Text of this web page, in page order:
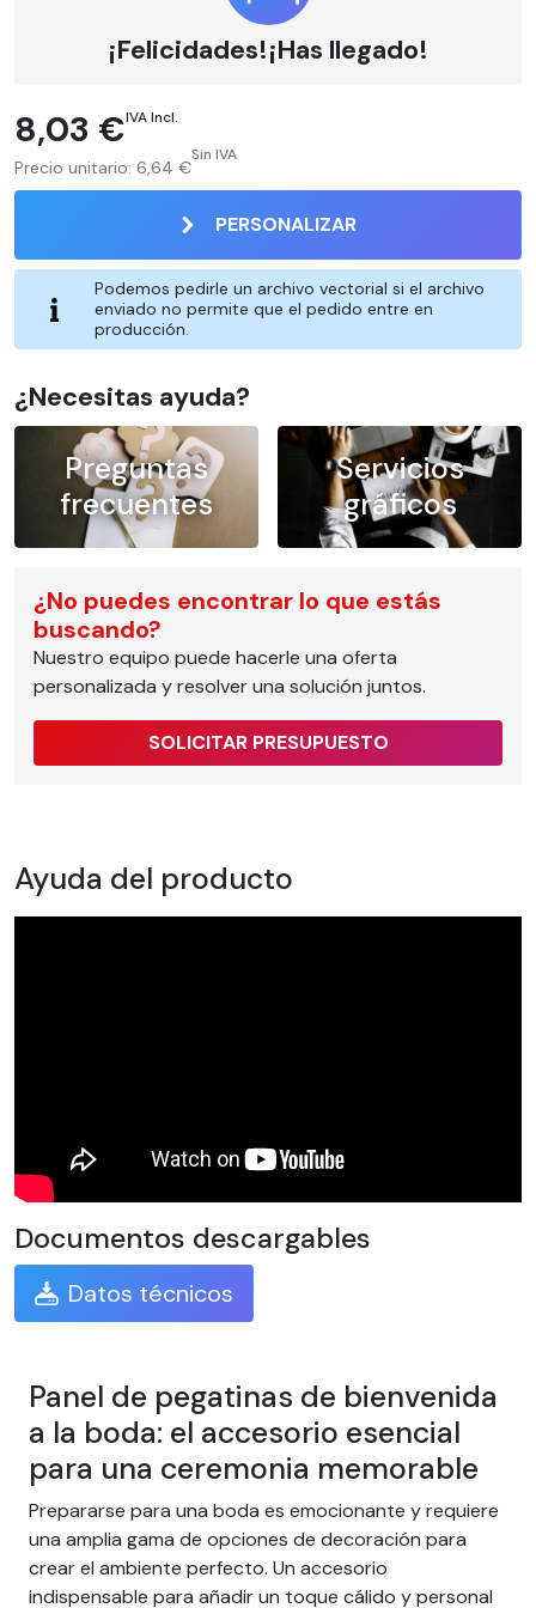
¡Felicidades!¡Has llegado!
8,03 €IVA Incl.
Precio unitario: 6,64 €
Sin IVA
PERSONALIZAR
Podemos pedirle un archivo vectorial si el archivo
enviado no permite que el pedido entre en
producción.
¿Necesitas ayuda?
Preguntas
frecuentes
Servicios
gráficos
¿No puedes encontrar lo que estás
buscando?
Nuestro equipo puede hacerle una oferta
personalizada y resolver una solución juntos.
SOLICITAR PRESUPUESTO
Ayuda del producto
Documentos descargables
Datos técnicos
Panel de pegatinas de bienvenida
a la boda: el accesorio esencial
para una ceremonia memorable
Prepararse para una boda es emocionante y requiere
una amplia gama de opciones de decoración para
crear el ambiente perfecto. Un accesorio
indispensable para añadir un toque cálido y personal